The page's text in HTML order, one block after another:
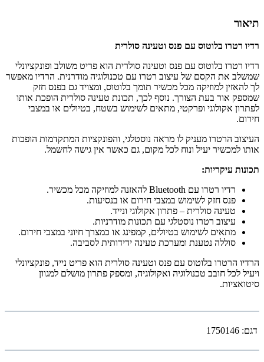
תיאור
רדיו רטרו בלוטוס עם פנס וטעינה סולרית
רדיו רטרו בלוטוס עם פנס וטעינה סולרית הוא פריט משולב ופונקציונלי
שמשלב את הקסם של עיצוב רטרו עם טכנולוגיה מודרנית. הרדיו מאפשר
לך להאזין למוזיקה מכל מכשיר תומך בלוטוס, ומצויד גם בפנס חזק
שמספק אור בעת הצורך. נוסף לכך, תכונת טעינה סולרית הופכת אותו
לפתרון אקולוגי ופרקטי, מתאים לשימוש בשטח, בטיולים או במצבי
חירום.
העיצוב הרטרו מעניק לו מראה נוסטלגי, והפונקציות המתקדמות הופכות
אותו למכשיר יעיל ונוח לכל מקום, גם כאשר אין גישה לחשמל.
תכונות עיקריות:
רדיו רטרו עם Bluetooth להאזנה למוזיקה מכל מכשיר.
פנס חזק לשימוש במצבי חירום או בנסיעות.
טעינה סולרית – פתרון אקולוגי ונייד.
עיצוב רטרו נוסטלגי עם תכונות מודרניות.
מתאים לשימוש בטיולים, קמפינג או כמצרך חיוני במצבי חירום.
סוללה נטענת ומערכת טעינה ידידותית לסביבה.
הרדיו הרטרו בלוטוס עם פנס וטעינה סולרית הוא פריט נייד, פונקציונלי
ויעיל לכל חובב טכנולוגיה ואקולוגיה, ומספק פתרון מושלם למגוון
סיטואציות.
דגם: 1750146